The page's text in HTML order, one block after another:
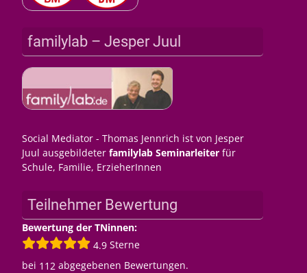
familylab – Jesper Juul
Social Mediator - Thomas Jennrich ist von Jesper
Juul ausgebildeter familylab Seminarleiter für
Schule, Familie, ErzieherInnen
Teilnehmer Bewertung
Bewertung der TNinnen:
4.9 Sterne
bei 112 abgegebenen Bewertungen.